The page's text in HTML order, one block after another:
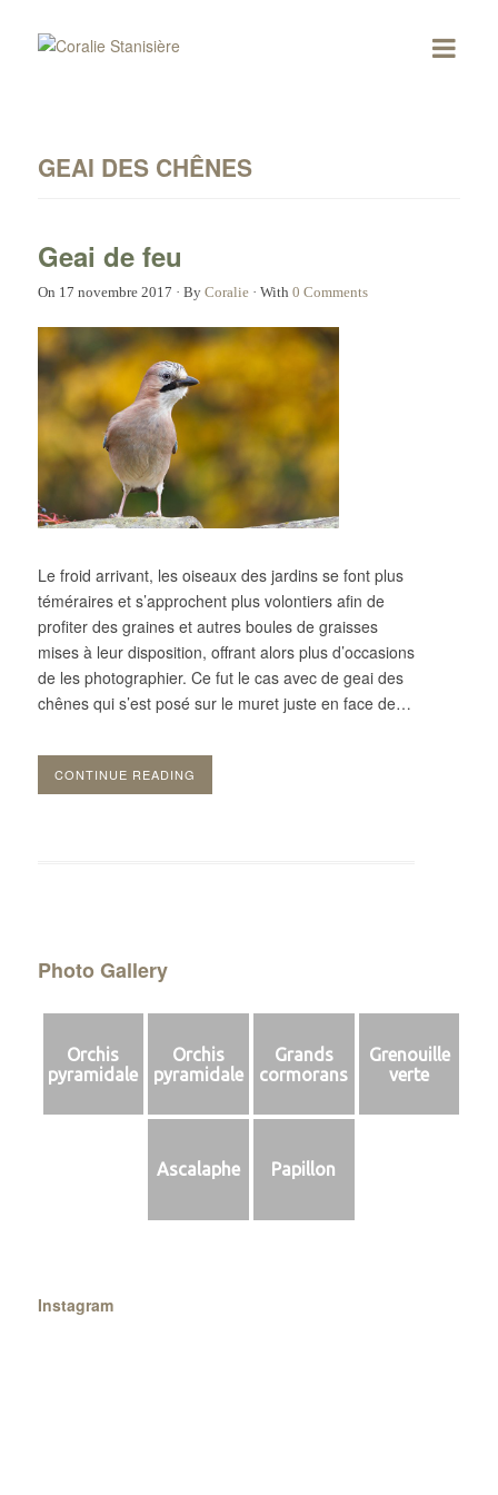
GEAI DES CHÊNES
Geai de feu
On 17 novembre 2017 · By Coralie· With 0 Comments
Le froid arrivant, les oiseaux des jardins se font plus
téméraires et s’approchent plus volontiers afin de
profiter des graines et autres boules de graisses
mises à leur disposition, offrant alors plus d’occasions
de les photographier. Ce fut le cas avec de geai des
chênes qui s’est posé sur le muret juste en face de…
CONTINUE READING
Photo Gallery
Orchis
pyramidale
Orchis
pyramidale
Grands
cormorans
Grenouille
verte
Ascalaphe Papillon
Instagram